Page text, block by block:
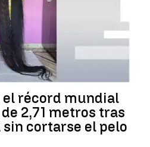
el récord mundial
2,71 metros tras
cortarse el pelo